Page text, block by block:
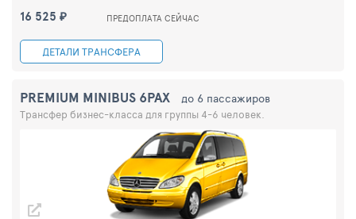
16 525 ₽ ПРЕДОПЛАТА СЕЙЧАС
ДЕТАЛИ ТРАНСФЕРА
PREMIUM MINIBUS 6PAX до 6 пассажиров
Трансфер бизнес-класса для группы 4-6 человек.